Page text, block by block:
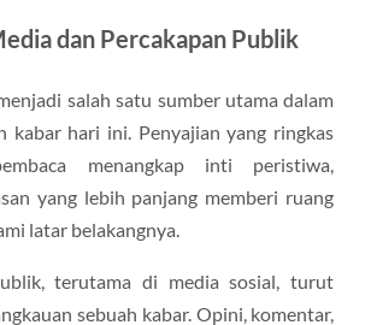
dan Percakapan Publik
salah satu sumber utama dalam
kabar hari ini. Penyajian yang ringkas
menangkap inti peristiwa,
yang lebih panjang memberi ruang
latar belakangnya.
terutama di media sosial, turut
sebuah kabar. Opini, komentar,